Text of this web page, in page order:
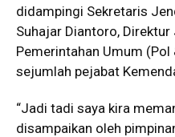
didampingi Sekretaris
Suhajar Diantoro,
Pemerintahan Umum (Pol
sejumlah pejabat
“Jadi tadi saya kira
disampaikan oleh